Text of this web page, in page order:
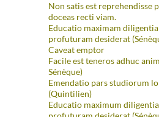
Non satis est reprehendisse
doceas recti viam.
Educatio maximam
profuturam desiderat
Caveat emptor
Facile est teneros adhuc
Sénèque)
Emendatio pars studiorum
(Quintilien)
Educatio maximum